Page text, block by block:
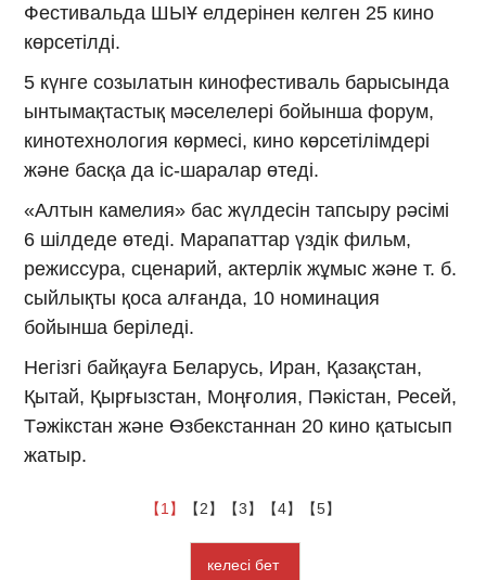
Фестивальда ШЫҰ елдерінен келген 25 кино
көрсетілді.
5 күнге созылатын кинофестиваль барысында
ынтымақтастық мәселелері бойынша форум,
кинотехнология көрмесі, кино көрсетілімдері
және басқа да іс-шаралар өтеді.
«Алтын камелия» бас жүлдесін тапсыру рәсімі
6 шілдеде өтеді. Марапаттар үздік фильм,
режиссура, сценарий, актерлік жұмыс және т. б.
сыйлықты қоса алғанда, 10 номинация
бойынша беріледі.
Негізгі байқауға Беларусь, Иран, Қазақстан,
Қытай, Қырғызстан, Моңғолия, Пәкістан, Ресей,
Тәжікстан және Өзбекстаннан 20 кино қатысып
жатыр.
【1】 【2】 【3】 【4】 【5】
келесі бет